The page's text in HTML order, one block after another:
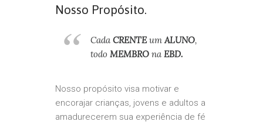
Nosso Propósito.
Cada CRENTE umALUNO,
todo MEMBRO na EBD.
Nosso propósito visa motivar e
encorajar crianças, jovens e adultos a
amadurecerem sua experiência de fé